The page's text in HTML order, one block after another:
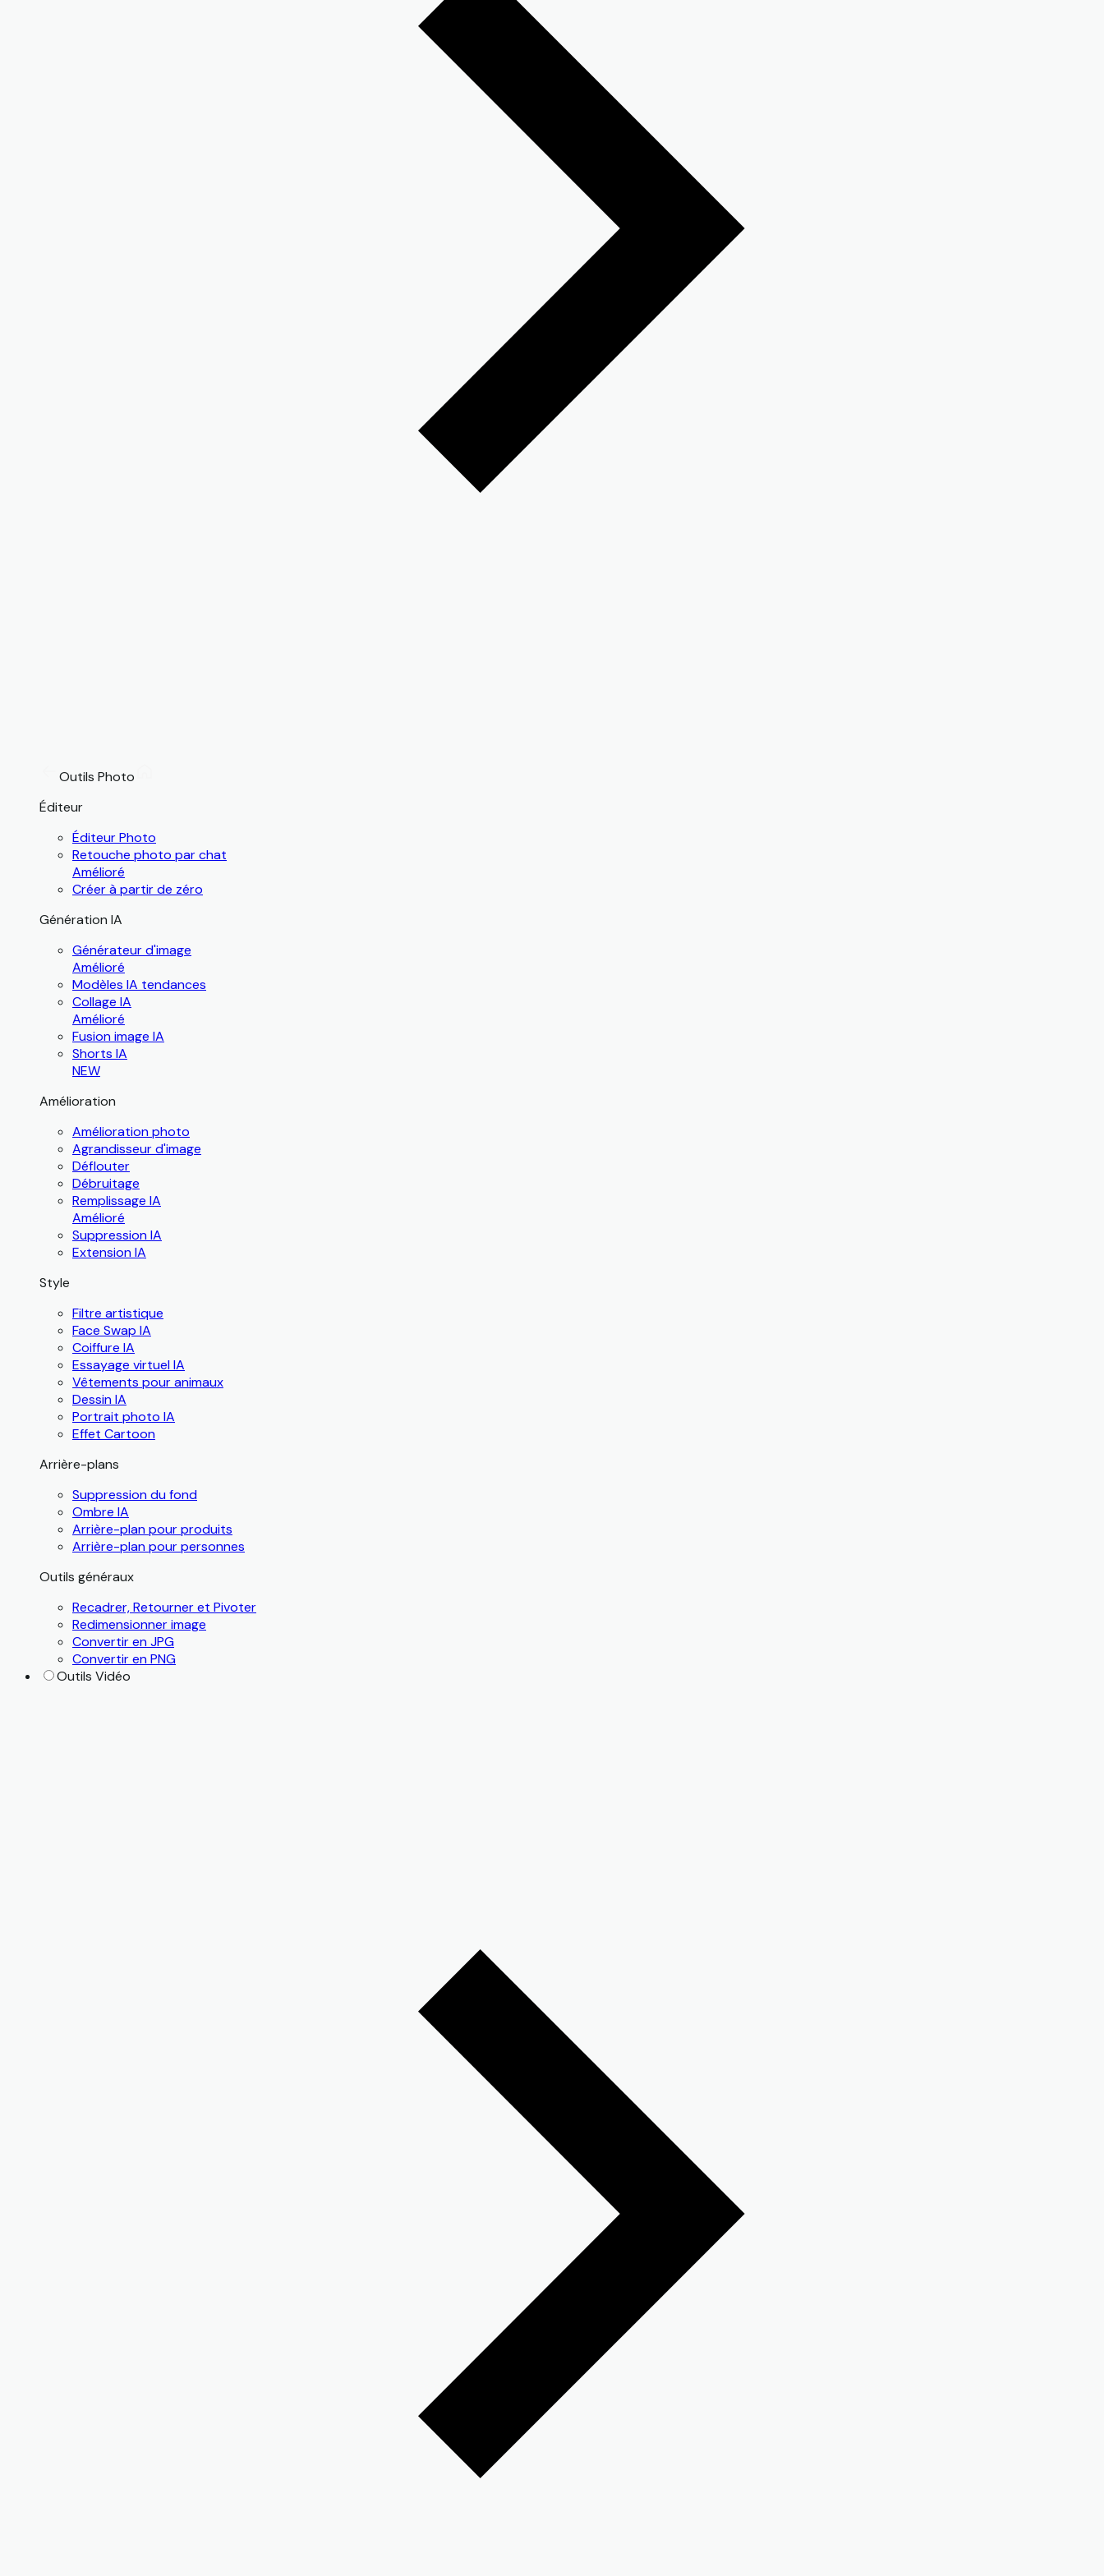
Outils Photo
Éditeur
Éditeur Photo
Retouche photo par chat
Amélioré
Créer à partir de zéro
Génération IA
Générateur d'image
Amélioré
Modèles IA tendances
Collage IA
Amélioré
Fusion image IA
Shorts IA
NEW
Amélioration
Amélioration photo
Agrandisseur d'image
Déflouter
Débruitage
Remplissage IA
Amélioré
Suppression IA
Extension IA
Style
Filtre artistique
Face Swap IA
Coiffure IA
Essayage virtuel IA
Vêtements pour animaux
Dessin IA
Portrait photo IA
Effet Cartoon
Arrière-plans
Suppression du fond
Ombre IA
Arrière-plan pour produits
Arrière-plan pour personnes
Outils généraux
Recadrer, Retourner et Pivoter
Redimensionner image
Convertir en JPG
Convertir en PNG
Outils Vidéo